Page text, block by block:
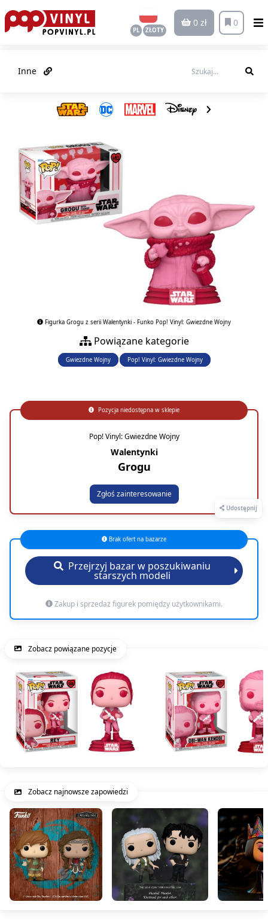
PL ZŁOTY
0 zł 0
Inne
Figurka Grogu z serii Walentynki - Funko Pop! Vinyl: Gwiezdne Wojny
Powiązane kategorie
Gwiezdne Wojny Pop! Vinyl: Gwiezdne Wojny
Udostępnij
Pozycja niedostępna w sklepie
Pop! Vinyl: Gwiezdne Wojny
Walentynki
Grogu
Zgłoś zainteresowanie
Brak ofert na bazarze
Przejrzyj bazar w poszukiwaniu
starszych modeli
Zakup i sprzedaż figurek pomiędzy użytkownikami.
Zobacz powiązane pozycje
Zobacz najnowsze zapowiedzi